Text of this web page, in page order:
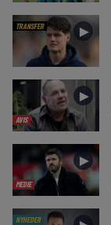
TRANSFER ►
AVIS
►
MEDIE
►
NYHEDER